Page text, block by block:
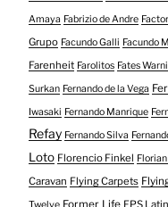
Amaya Fabrizio de Andre
Grupo Facundo Galli Facundo
Farenheit Farolitos Fates
Surkan Fernando de la Vega
Iwasaki Fernando Manrique
Refay Fernando Silva
Loto Florencio Finkel
Caravan Flying Carpets
Former Life FPS